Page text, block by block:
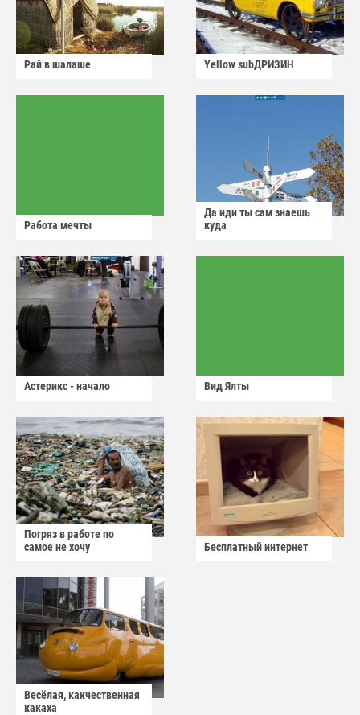
Рай в шалаше Yellow subДРИЗИН
Работа мечты
Да иди ты сам знаешь
куда
Астерикс - начало Вид Ялты
Погряз в работе по
самое не хочу
Бесплатный интернет
Весёлая, какчественная
какаха